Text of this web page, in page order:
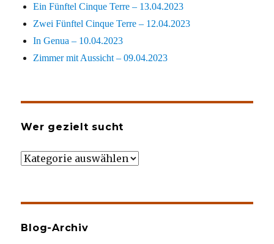
Ein Fünftel Cinque Terre – 13.04.2023
Zwei Fünftel Cinque Terre – 12.04.2023
In Genua – 10.04.2023
Zimmer mit Aussicht – 09.04.2023
Wer gezielt sucht
Wer
Blog-Archiv